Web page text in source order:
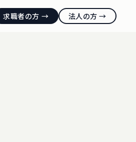
求職者の方 → 法人の方 →